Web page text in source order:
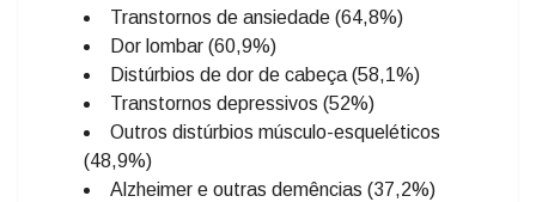
Transtornos de ansiedade (64,8%)
Dor lombar (60,9%)
Distúrbios de dor de cabeça (58,1%)
Transtornos depressivos (52%)
Outros distúrbios músculo-esqueléticos
(48,9%)
Alzheimer e outras demências (37,2%)